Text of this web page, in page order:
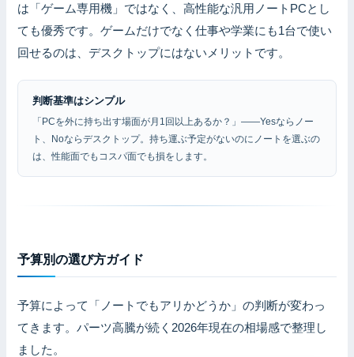
は「ゲーム専用機」ではなく、高性能な汎用ノートPCとし
ても優秀です。ゲームだけでなく仕事や学業にも1台で使い
回せるのは、デスクトップにはないメリットです。
判断基準はシンプル
「PCを外に持ち出す場面が月1回以上あるか？」——Yesならノー
ト、Noならデスクトップ。持ち運ぶ予定がないのにノートを選ぶの
は、性能面でもコスパ面でも損をします。
予算別の選び方ガイド
予算によって「ノートでもアリかどうか」の判断が変わっ
てきます。パーツ高騰が続く2026年現在の相場感で整理し
ました。